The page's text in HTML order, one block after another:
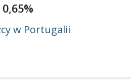
0,65%
w Portugalii